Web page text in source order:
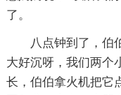
了。
八点钟到了，伯
大好沉呀，我们两个
长，伯伯拿火机把它